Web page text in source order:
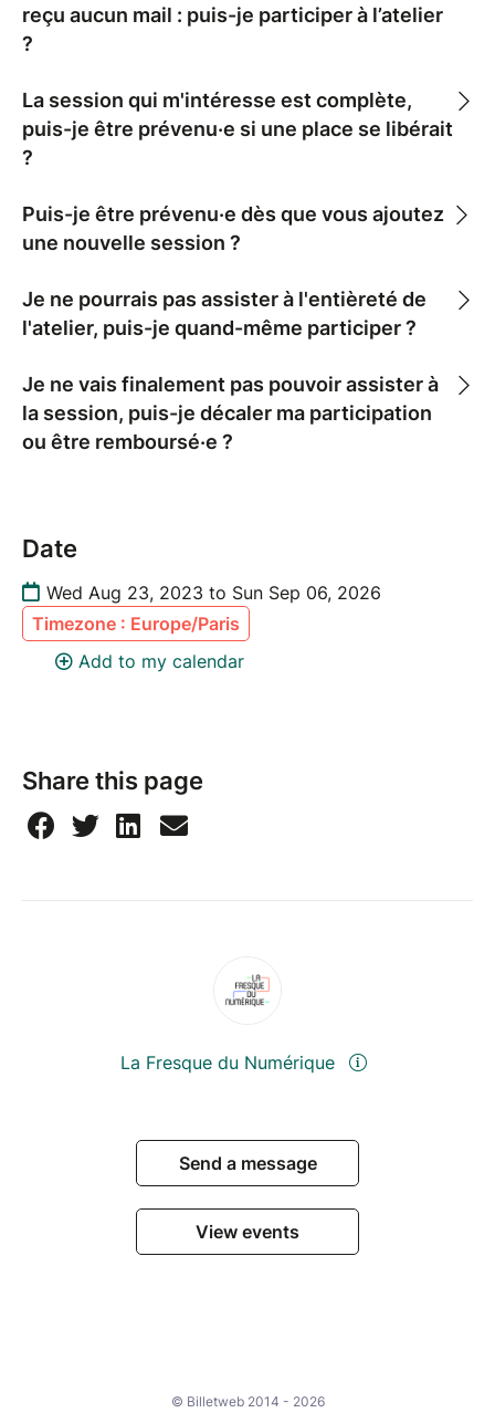
reçu aucun mail : puis-je participer à l’atelier
?
La session qui m'intéresse est complète,
puis-je être prévenu·e si une place se libérait
?
Puis-je être prévenu·e dès que vous ajoutez
une nouvelle session ?
Je ne pourrais pas assister à l'entièreté de
l'atelier, puis-je quand-même participer ?
Je ne vais finalement pas pouvoir assister à
la session, puis-je décaler ma participation
ou être remboursé·e ?
Date
Wed Aug 23, 2023 to Sun Sep 06, 2026
Timezone : Europe/Paris
Add to my calendar
Share this page
La Fresque du Numérique
Send a message
View events
© Billetweb 2014 - 2026